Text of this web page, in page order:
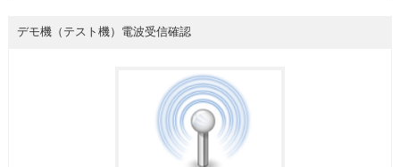
デモ機（テスト機）電波受信確認